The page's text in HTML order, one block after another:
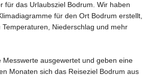
für das Urlaubsziel Bodrum. Wir haben
für den Ort Bodrum erstellt,
Temperaturen, Niederschlag und mehr
ausgewertet und geben eine
Monaten sich das Reiseziel Bodrum aus